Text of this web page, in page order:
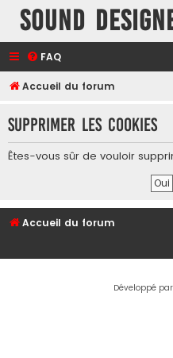
Sound
FAQ
Accueil du forum
Supprimer les cookies
Êtes-vous sûr de vouloir
Accueil du forum
Développé par